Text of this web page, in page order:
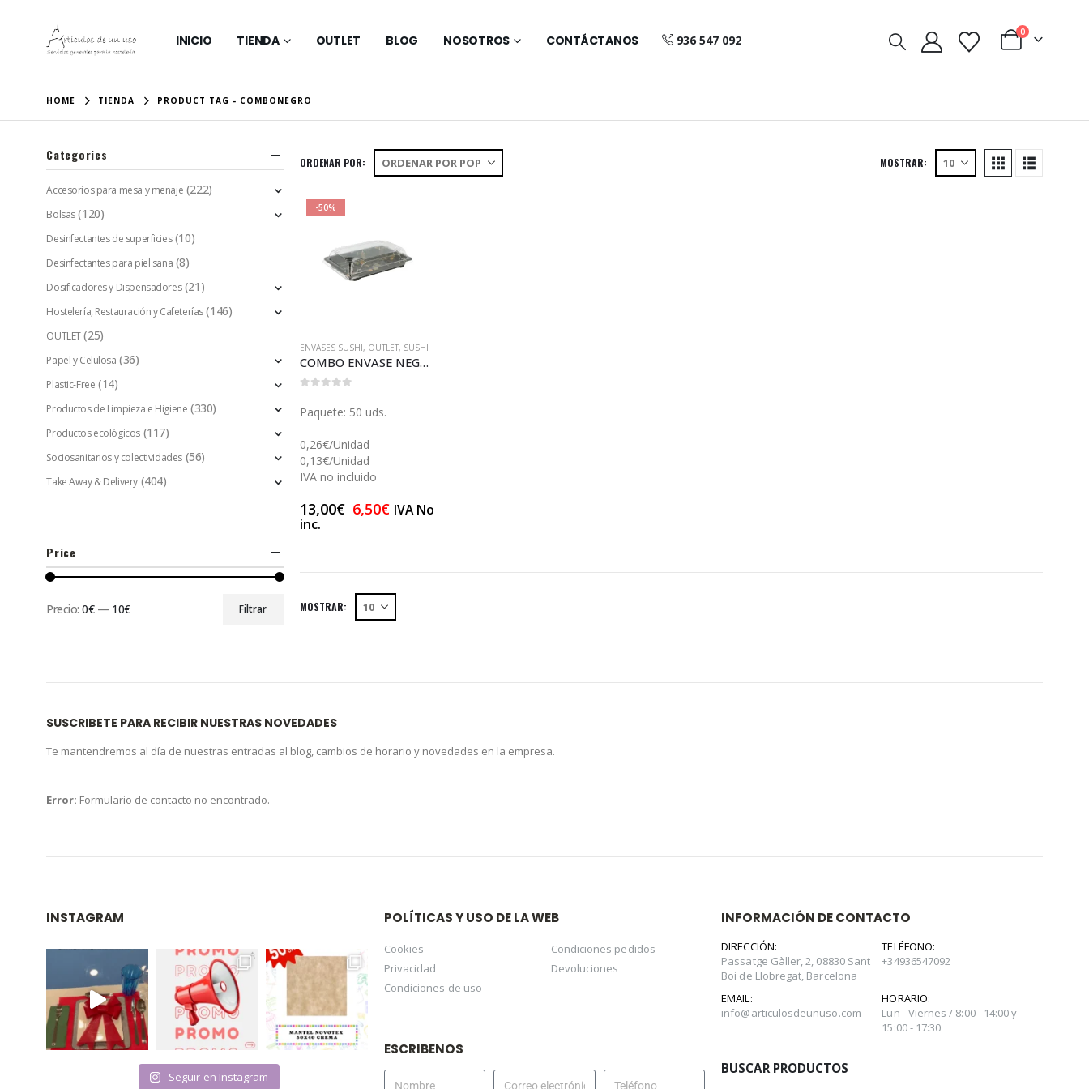
INICIO TIENDA OUTLET BLOG NOSOTROS CONTÁCTANOS 936 547 092
0
HOME TIENDA PRODUCT TAG - COMBONEGRO
ORDENAR POR: MOSTRAR:
-50%
ENVASES SUSHI, OUTLET, SUSHI
COMBO ENVASE NEGRO SUSHI CON TAPA (GP14529)
Paquete: 50 uds.
0,26€/Unidad
0,13€/Unidad
IVA no incluido
13,00€ 6,50€ IVA No
inc.
MOSTRAR:
Categories
Accesorios para mesa y menaje (222)
Bolsas (120)
Desinfectantes de superficies (10)
Desinfectantes para piel sana (8)
Dosificadores y Dispensadores (21)
Hostelería, Restauración y Cafeterías (146)
OUTLET (25)
Papel y Celulosa (36)
Plastic-Free (14)
Productos de Limpieza e Higiene (330)
Productos ecológicos (117)
Sociosanitarios y colectividades (56)
Take Away & Delivery (404)
Price
Filtrar
Precio:0€— 10€
SUSCRIBETE PARA RECIBIR NUESTRAS NOVEDADES
Te mantendremos al día de nuestras entradas al blog, cambios de horario y novedades en la empresa.
Error: Formulario de contacto no encontrado.
INSTAGRAM
Seguir en Instagram
POLÍTICAS Y USO DE LA WEB
Cookies
Privacidad
Condiciones de uso
Condiciones pedidos
Devoluciones
ESCRIBENOS
INFORMACIÓN DE CONTACTO
DIRECCIÓN:
Passatge Gàller, 2, 08830 Sant
Boi de Llobregat, Barcelona
TELÉFONO:
+34936547092
EMAIL:
info@articulosdeunuso.com
HORARIO:
Lun - Viernes / 8:00 - 14:00 y
15:00 - 17:30
BUSCAR PRODUCTOS